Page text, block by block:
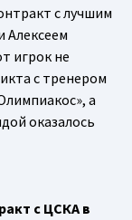
с лучшим
Алексеем
игрок не
с тренером
а
оказалось
с ЦСКА в